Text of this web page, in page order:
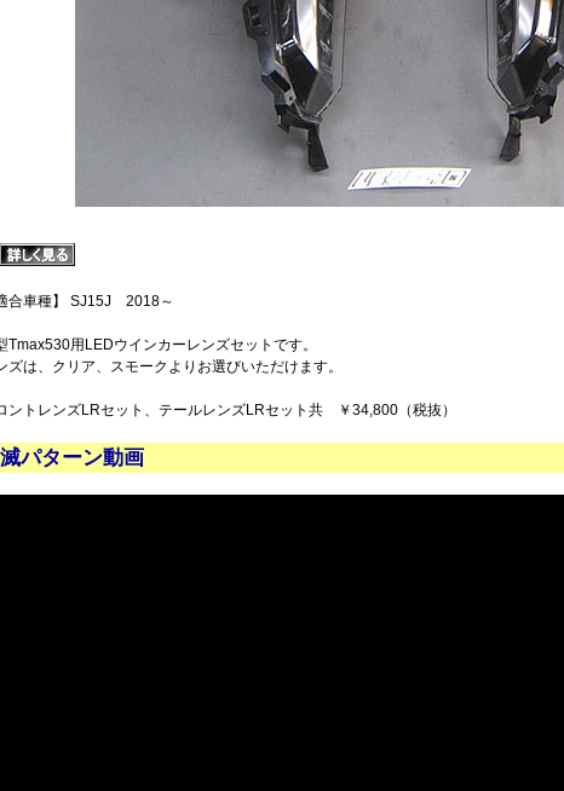
適合車種】 SJ15J 2018～
Tmax530用LEDウインカーレンズセットです。
ズは、クリア、スモークよりお選びいただけます。
ントレンズLRセット、テールレンズLRセット共 ￥34,800（税抜）
パターン動画